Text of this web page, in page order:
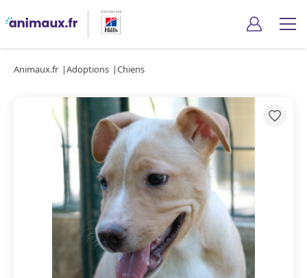
Animaux.fr Adoptions Chiens